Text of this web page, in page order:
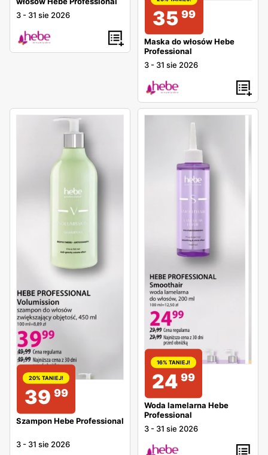
3 - 31 sie 2026 35 99
Maska do włosów Hebe
Professional
3 - 31 sie 2026
20% TANIEJ!
39 99
Szampon Hebe Professional
3 - 31 sie 2026
16% TANIEJ!
24 99
Woda lamelarna Hebe
Professional
3 - 31 sie 2026